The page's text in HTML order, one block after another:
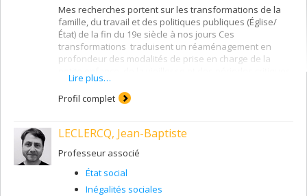
Mes recherches portent sur les transformations de la
famille, du travail et des politiques publiques (Église/
État) de la fin du 19e siècle à nos jours Ces
transformations traduisent un réaménagement en
profondeur des modalités de prise en charge de la
de l'existence. Dans cette perspective, vaste projet en
cours depuis 2004 sur "Biographies et solidarités
familiales au Québec". Quelques sujets abordés dans
contemporaine, l'enfance et la vieillesse dans la mire
intergénérationnelle, les liens entre frères et soeurs, la
migration familiale, la reproduction et la bio-politique
Lire plus…
Profil complet
LECLERCQ, Jean-Baptiste
Professeur associé
État social
Inégalités sociales